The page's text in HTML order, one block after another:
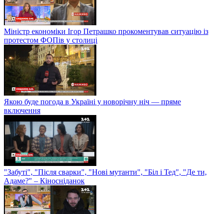
Міністр економіки Ігор Петрашко прокоментував ситуацію із
протестом ФОПів у столиці
Якою буде погода в Україні у новорічну ніч — пряме
включення
"Забуті", "Після сварки", "Нові мутанти", "Біл і Тед", "Де ти,
Адаме?" – Кіносніданок